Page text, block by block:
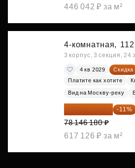
446 042 ₽ за м²
4-комнатная,
3 корпус, 3 секция,
4 кв 2029 Скидка
Платите как хотите
Вид на Москву-реку
69 550 100 ₽ -11%
78 146 180 ₽
617 126 ₽ за м²